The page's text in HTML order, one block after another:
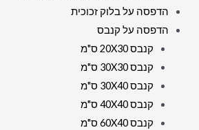
הדפסה על בלוק זכוכית
הדפסה על קנבס
קנבס 20X30 ס"מ
קנבס 30X30 ס"מ
קנבס 30X40 ס"מ
קנבס 40X40 ס"מ
קנבס 60X40 ס"מ